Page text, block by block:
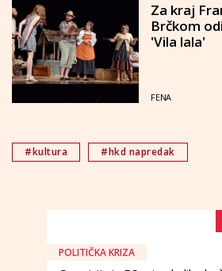
Za kraj
Brčkom
'Vila lala'
FENA
#kultura #hkd napredak
POLITIČKA KRIZA